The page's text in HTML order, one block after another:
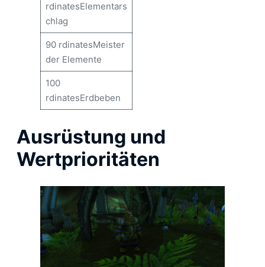
rdinatesElementars
chlag
90 rdinatesMeister
der Elemente
100
rdinatesErdbeben
Ausrüstung und
Wertprioritäten